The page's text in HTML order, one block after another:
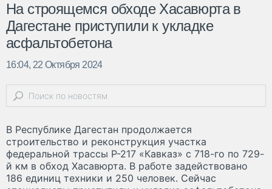
На строящемся обходе Хасавюрта в
Дагестане приступили к укладке
асфальтобетона
16:04, 22 Октября 2024
В Республике Дагестан продолжается
строительство и реконструкция участка
федеральной трассы Р-217 «Кавказ» с 718-го по 729-
й км в обход Хасавюрта. В работе задействовано
186 единиц техники и 250 человек. Сейчас